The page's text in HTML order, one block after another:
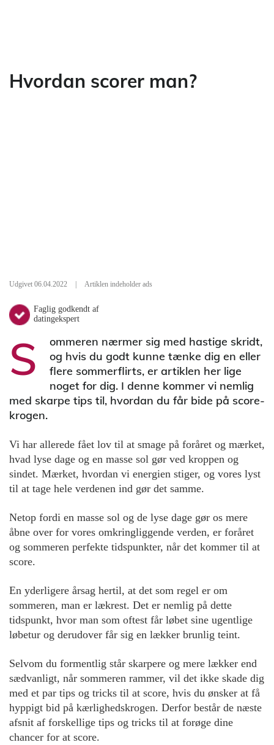
Hvordan scorer man?
Udgivet 06.04.2022 | Artiklen indeholder ads
Faglig godkendt af
datingekspert
S
ommeren nærmer sig med hastige skridt,
og hvis du godt kunne tænke dig en eller
flere sommerflirts, er artiklen her lige
noget for dig. I denne kommer vi nemlig
med skarpe tips til, hvordan du får bide på score-
krogen.
Vi har allerede fået lov til at smage på foråret og mærket,
hvad lyse dage og en masse sol gør ved kroppen og
sindet. Mærket, hvordan vi energien stiger, og vores lyst
til at tage hele verdenen ind gør det samme.
Netop fordi en masse sol og de lyse dage gør os mere
åbne over for vores omkringliggende verden, er foråret
og sommeren perfekte tidspunkter, når det kommer til at
score.
En yderligere årsag hertil, at det som regel er om
sommeren, man er lækrest. Det er nemlig på dette
tidspunkt, hvor man som oftest får løbet sine ugentlige
løbetur og derudover får sig en lækker brunlig teint.
Selvom du formentlig står skarpere og mere lækker end
sædvanligt, når sommeren rammer, vil det ikke skade dig
med et par tips og tricks til at score, hvis du ønsker at få
hyppigt bid på kærlighedskrogen. Derfor består de næste
afsnit af forskellige tips og tricks til at forøge dine
chancer for at score.